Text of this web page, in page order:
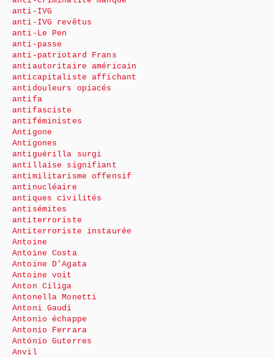
anti-IVG
anti-IVG revêtus
anti-Le Pen
anti-passe
anti-patriotard Frans
antiautoritaire américain
anticapitaliste affichant
antidouleurs opiacés
antifa
antifasciste
antiféministes
Antigone
Antigones
antiguérilla surgi
antillaise signifiant
antimilitarisme offensif
antinucléaire
antiques civilités
antisémites
antiterroriste
Antiterroriste instaurée
Antoine
Antoine Costa
Antoine D’Agata
Antoine voit
Anton Ciliga
Antonella Monetti
Antoni Gaudi
Antonio échappe
Antonio Ferrara
António Guterres
Anvil